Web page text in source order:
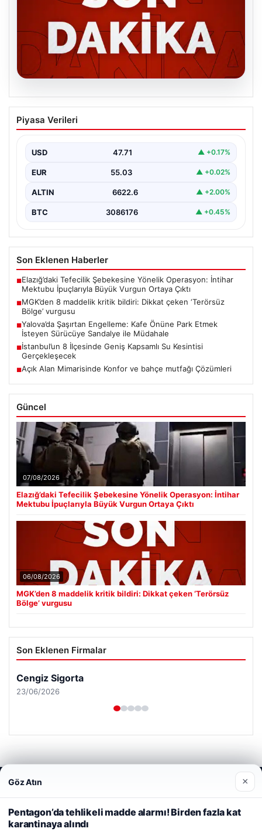
MGK’den 8 maddelik kritik bildiri: Dikkat
çeken ‘Terörsüz Bölge’ vurgusu
Piyasa Verileri
USD 47.71 ▲ +0.17%
EUR 55.03 ▲ +0.02%
ALTIN 6622.6 ▲ +2.00%
BTC 3086176 ▲ +0.45%
Son Eklenen Haberler
■Elazığ’daki Tefecilik Şebekesine Yönelik Operasyon: İntihar
Mektubu İpuçlarıyla Büyük Vurgun Ortaya Çıktı
■MGK’den 8 maddelik kritik bildiri: Dikkat çeken ‘Terörsüz
Bölge’ vurgusu
■Yalova’da Şaşırtan Engelleme: Kafe Önüne Park Etmek
İsteyen Sürücüye Sandalye ile Müdahale
■İstanbul’un 8 İlçesinde Geniş Kapsamlı Su Kesintisi
Gerçekleşecek
■Açık Alan Mimarisinde Konfor ve bahçe mutfağı Çözümleri
Güncel
07/08/2026
Elazığ’daki Tefecilik Şebekesine Yönelik Operasyon: İntihar
Mektubu İpuçlarıyla Büyük Vurgun Ortaya Çıktı
06/08/2026
MGK’den 8 maddelik kritik bildiri: Dikkat çeken ‘Terörsüz
Bölge’ vurgusu
Son Eklenen Firmalar
Cengiz Sigorta
23/06/2026
© 2026 Analiz Gazete – Güncel Haberler
Web sitemizi nasıl kullandığınızı daha iyi anlayabilmek,
deneyiminizi kişiselleştirmek ve geliştirmek amacıyla çerezler
kullanıyoruz. Çerez Politikamız
Reddet Kabul Et
Göz Atın ×
Pentagon’da tehlikeli madde alarmı! Birden fazla kat
karantinaya alındı
Tercüme Bürosu| Malta Dil Okulu |lemagrup.com.tr
escort
escort
escort
escortescort
escort
giriş
İzle